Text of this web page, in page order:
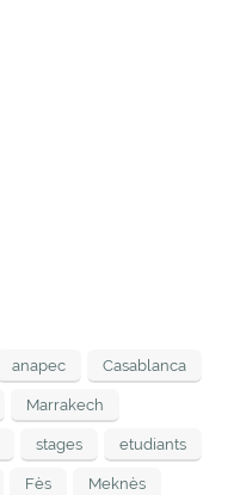
anapec Casablanca
Marrakech
stages etudiants
Fès Meknès